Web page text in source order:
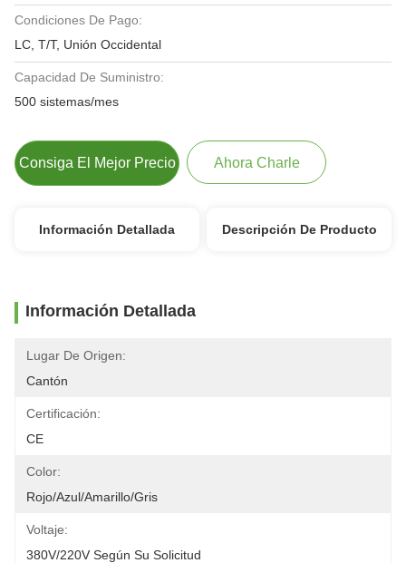
Condiciones De Pago:
LC, T/T, Unión Occidental
Capacidad De Suministro:
500 sistemas/mes
Consiga El Mejor Precio Ahora Charle
Información Detallada Descripción De Producto
Información Detallada
Lugar De Origen:
Cantón
Certificación:
CE
Color:
Rojo/azul/amarillo/gris
Voltaje:
380V/220V Según Su Solicitud